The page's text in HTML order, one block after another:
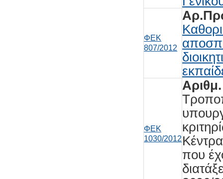
ΦΕΚ
807/2012
ΦΕΚ
1030/2012
που